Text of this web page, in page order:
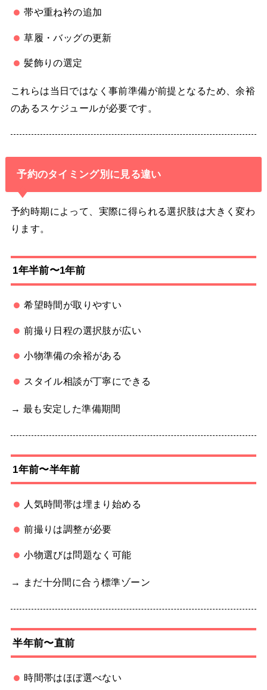
帯や重ね衿の追加
草履・バッグの更新
髪飾りの選定
これらは当日ではなく事前準備が前提となるため、余裕
のあるスケジュールが必要です。
予約のタイミング別に見る違い
予約時期によって、実際に得られる選択肢は大きく変わ
ります。
1年半前〜1年前
希望時間が取りやすい
前撮り日程の選択肢が広い
小物準備の余裕がある
スタイル相談が丁寧にできる
→ 最も安定した準備期間
1年前〜半年前
人気時間帯は埋まり始める
前撮りは調整が必要
小物選びは問題なく可能
→ まだ十分間に合う標準ゾーン
半年前〜直前
時間帯はほぼ選べない